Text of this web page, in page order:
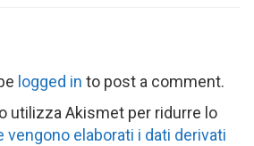
logged in to post a comment.
utilizza Akismet per ridurre lo
vengono elaborati i dati derivati